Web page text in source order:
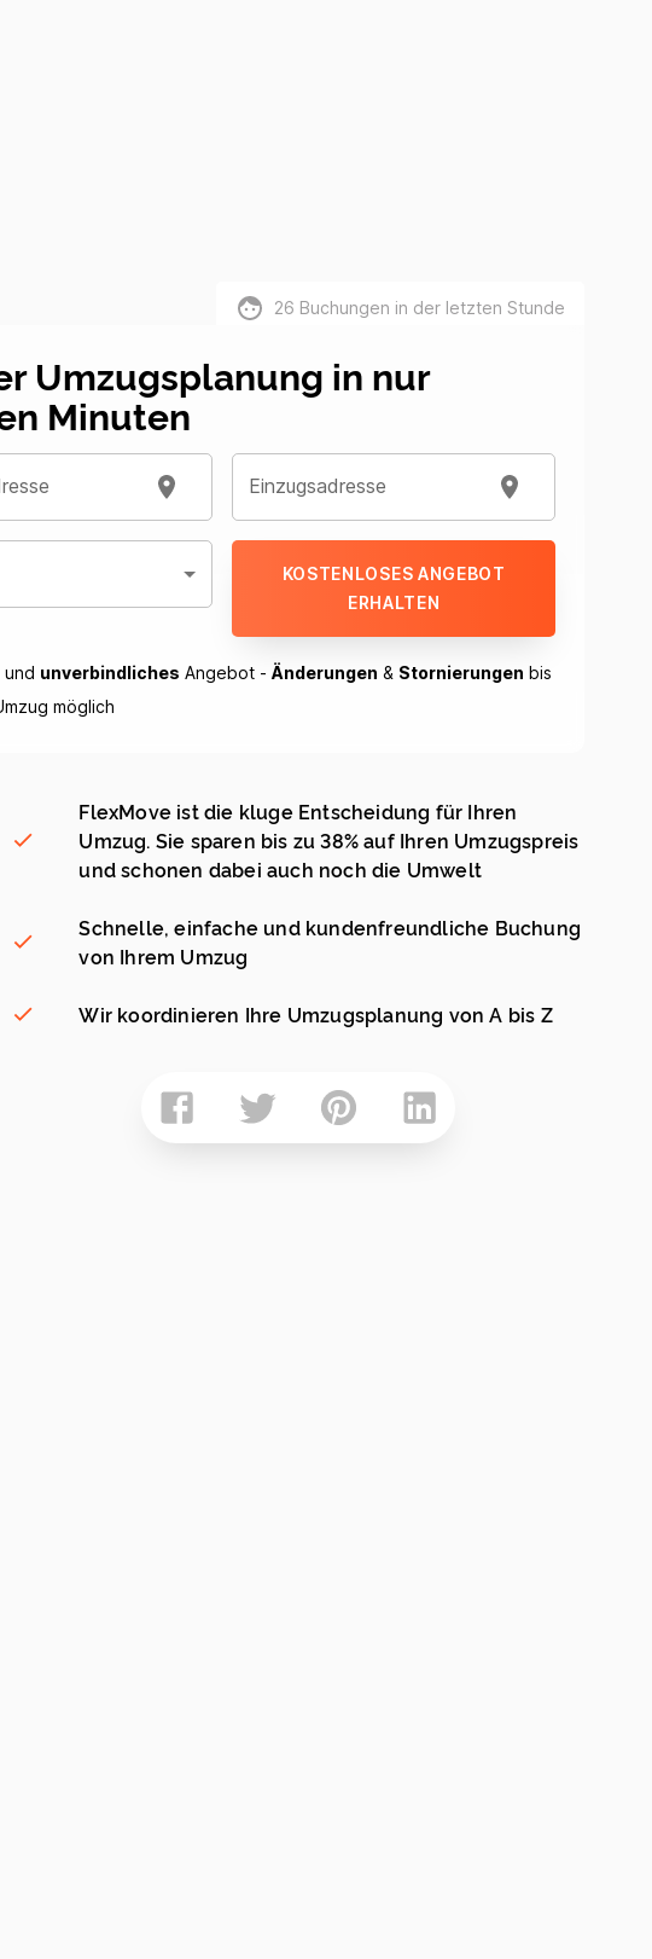
26 Buchungen in der letzten Stunde
Umzugsplanung in nur
Minuten
Einzugsadresse
KOSTENLOSES ANGEBOT
ERHALTEN
und unverbindliches Angebot - Änderungen & Stornierungen bis
möglich
FlexMove ist die kluge Entscheidung für Ihren
Umzug. Sie sparen bis zu 38% auf Ihren Umzugspreis
und schonen dabei auch noch die Umwelt
Schnelle, einfache und kundenfreundliche Buchung
von Ihrem Umzug
Wir koordinieren Ihre Umzugsplanung von A bis Z